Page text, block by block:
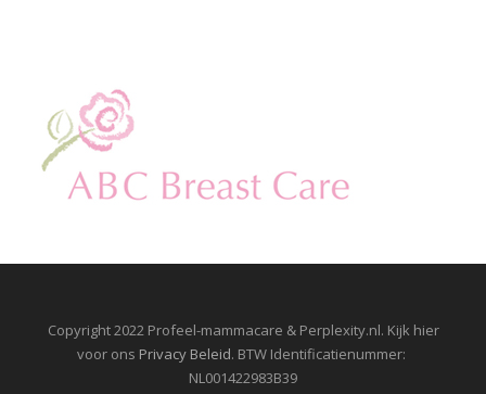
Copyright 2022 Profeel-mammacare & Perplexity.nl. Kijk hier
voor ons Privacy Beleid. BTW Identificatienummer:
NL001422983B39